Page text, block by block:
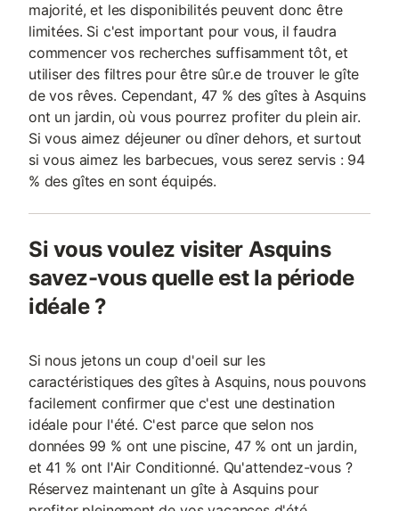
majorité, et les disponibilités peuvent donc être
limitées. Si c'est important pour vous, il faudra
commencer vos recherches suffisamment tôt, et
utiliser des filtres pour être sûr.e de trouver le gîte
de vos rêves. Cependant, 47 % des gîtes à Asquins
ont un jardin, où vous pourrez profiter du plein air.
Si vous aimez déjeuner ou dîner dehors, et surtout
si vous aimez les barbecues, vous serez servis : 94
% des gîtes en sont équipés.
Si vous voulez visiter Asquins
savez-vous quelle est la période
idéale ?
Si nous jetons un coup d'oeil sur les
caractéristiques des gîtes à Asquins, nous pouvons
facilement confirmer que c'est une destination
idéale pour l'été. C'est parce que selon nos
données 99 % ont une piscine, 47 % ont un jardin,
et 41 % ont l'Air Conditionné. Qu'attendez-vous ?
Réservez maintenant un gîte à Asquins pour